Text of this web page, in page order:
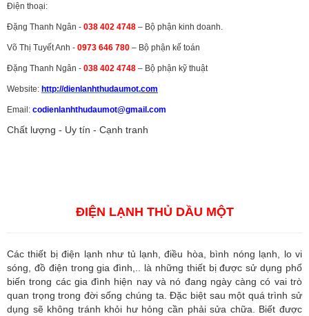
Điện thoại:
Đặng Thanh Ngân - 038 402 4748 – Bộ phận kinh doanh.
Võ Thị Tuyết Anh - 0973 646 780 – Bộ phận kế toán
Đặng Thanh Ngân - 038 402 4748 – Bộ phận kỹ thuật
Website: http://dienlanhthudaumot.com
Email: codienlanhthudaumot@gmail.com
Chất lượng - Uy tín - Cạnh tranh
ĐIỆN LẠNH THỦ DẦU MỘT
Các thiết bị điện lạnh như tủ lạnh, điều hòa, bình nóng lạnh, lo vi
sóng, đồ điện trong gia đình,.. là những thiết bị được sử dụng phổ
biến trong các gia đình hiện nay và nó đang ngày càng có vai trò
quan trọng trong đời sống chúng ta. Đặc biệt sau một quá trình sử
dụng sẽ không tránh khỏi hư hỏng cần phải sửa chữa. Biết được